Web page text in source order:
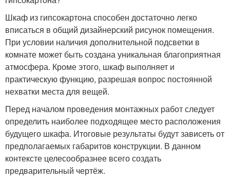
Шкаф из гипсокартона способен достаточно легко
вписаться в общий дизайнерский рисунок помещения.
При условии наличия дополнительной подсветки в
комнате может быть создана уникальная благоприятная
атмосфера. Кроме этого, шкаф выполняет и
практическую функцию, разрешая вопрос постоянной
нехватки места для вещей.
Перед началом проведения монтажных работ следует
определить наиболее подходящее место расположения
будущего шкафа. Итоговые результаты будут зависеть от
предполагаемых габаритов конструкции. В данном
контексте целесообразнее всего создать
предварительный чертёж.